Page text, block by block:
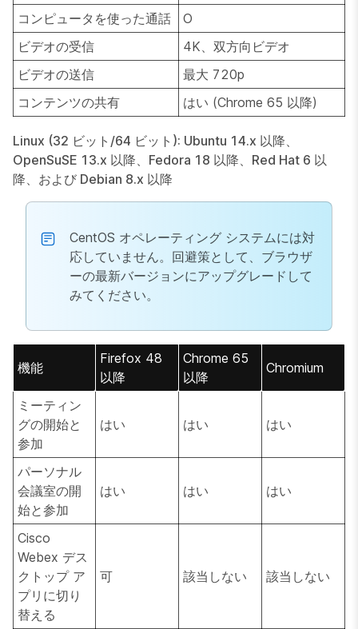
コンピュータを使った通話
O
ビデオの受信
4K、双方向ビデオ
ビデオの送信
最大 720p
コンテンツの共有
はい (Chrome 65 以降)
Linux (32 ビット/64 ビット): Ubuntu 14.x 以降、
OpenSuSE 13.x 以降、Fedora 18 以降、Red Hat 6 以
降、および Debian 8.x 以降
CentOS オペレーティング システムには対
応していません。回避策として、ブラウザ
ーの最新バージョンにアップグレードして
みてください。
機能
Firefox 48
以降
Chrome 65
以降
Chromium
ミーティン
グの開始と
参加
はい はい はい
パーソナル
会議室の開
始と参加
はい はい はい
Cisco
Webex デス
クトップ ア
プリに切り
替える
可 該当しない 該当しない